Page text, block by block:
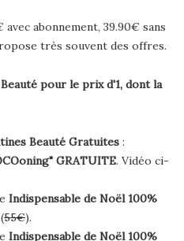
abonnement, 39.90€ sans
très souvent des offres.
pour le prix d'1, dont la
Beauté Gratuites :
GRATUITE. Vidéo ci-
Indispensable de Noël 100%
(55€).
Indispensable de Noël 100%